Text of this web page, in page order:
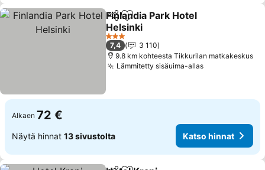
Jaa Lisää suosikkeihin
Finlandia Park Hotel
Helsinki
3 Tähtiluokitus
7,4
3 110
9.8 km kohteesta Tikkurilan matkakeskus
Lämmitetty sisäuima-allas
Alkaen 72 €
Näytä hinnat 13 sivustolta Katso hinnat